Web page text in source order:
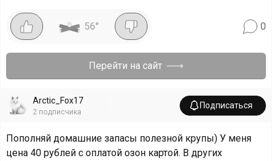
56° 0
Перейти на сайт
Arctic_Fox17
2 подписчика
Подписаться
Пополняй домашние запасы полезной крупы) У меня
цена 40 рублей с оплатой озон картой. В других